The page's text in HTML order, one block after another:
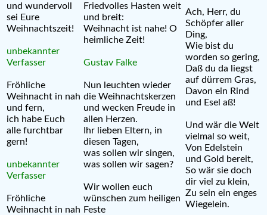
und wundervoll
sei Eure
Weihnachtszeit!
unbekannter
Verfasser
Fröhliche
Weihnacht in nah
und fern,
ich habe Euch
alle furchtbar
gern!
unbekannter
Verfasser
Fröhliche
Weihnacht in nah
Friedvolles Hasten weit
und breit:
Weihnacht ist nahe! O
heimliche Zeit!
Gustav Falke
Nun leuchten wieder
die Weihnachtskerzen
und wecken Freude in
allen Herzen.
Ihr lieben Eltern, in
diesen Tagen,
was sollen wir singen,
was sollen wir sagen?
Wir wollen euch
wünschen zum heiligen
Feste
Ach, Herr, du
Schöpfer aller
Ding,
Wie bist du
worden so gering,
Daß du da liegst
auf dürrem Gras,
Davon ein Rind
und Esel aß!
Und wär die Welt
vielmal so weit,
Von Edelstein
und Gold bereit,
So wär sie doch
dir viel zu klein,
Zu sein ein enges
Wiegelein.